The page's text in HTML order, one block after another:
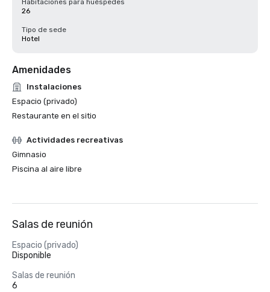
Habitaciones para huéspedes
26
Tipo de sede
Hotel
Amenidades
Instalaciones
Espacio (privado)
Restaurante en el sitio
Actividades recreativas
Gimnasio
Piscina al aire libre
Salas de reunión
Espacio (privado)
Disponible
Salas de reunión
6